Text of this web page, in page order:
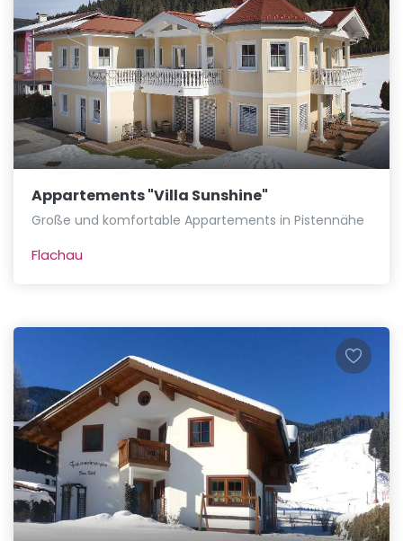
Appartements "Villa Sunshine"
Große und komfortable Appartements in Pistennähe
Flachau